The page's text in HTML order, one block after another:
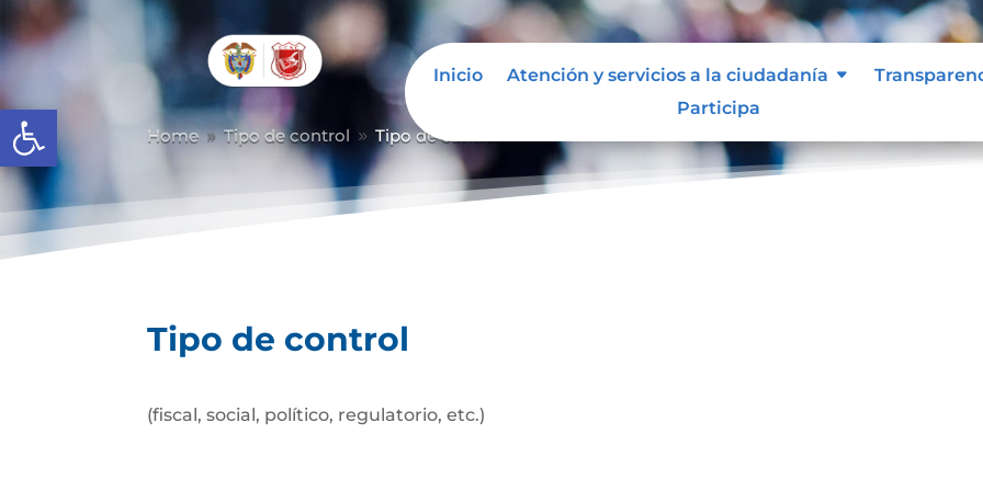
Abrir barra de herramientas
Inicio Atención y servicios a la ciudadanía
Participa
Home 9 Tipo de control 9 Tipo de control
Tipo de control
(fiscal, social, político, regulatorio, etc.)